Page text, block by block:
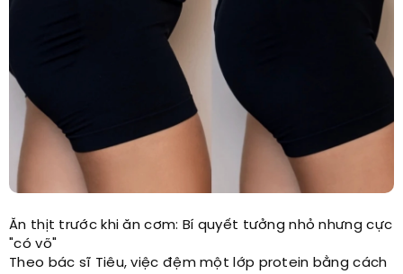
Ăn thịt trước khi ăn cơm: Bí quyết tưởng nhỏ nhưng cực
"có võ"
Theo bác sĩ Tiêu, việc đệm một lớp protein bằng cách